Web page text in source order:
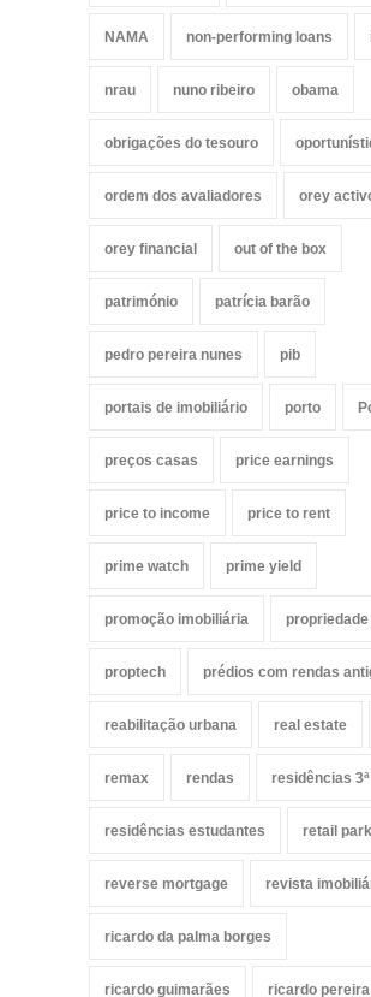
NAMA non-performing loans
nrau nuno ribeiro obama
obrigações do tesouro
ordem dos avaliadores orey
orey financial out of the box
património patrícia barão
pedro pereira nunes pib
portais de imobiliário porto
preços casas price earnings
price to income price to rent
prime watch prime yield
promoção imobiliária
proptech prédios com rendas
reabilitação urbana real estate
remax rendas residências
residências estudantes retail
reverse mortgage revista
ricardo da palma borges
ricardo guimarães ricardo pereira